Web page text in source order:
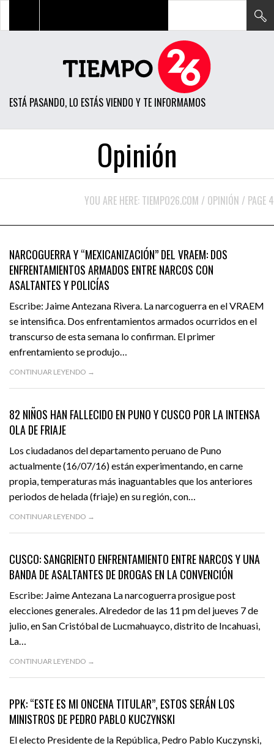
ESTÁ PASANDO, LO ESTÁS VIENDO Y TE INFORMAMOS
POLÍTICA
ECONOMÍA
CIENCIA
TECH
VIDEOS
Opinión
YOU ARE HERE: TIEMPO26.COM / OPINIÓN / PAGE 4
NARCOGUERRA Y “MEXICANIZACIÓN” DEL VRAEM: DOS
ENFRENTAMIENTOS ARMADOS ENTRE NARCOS CON
ASALTANTES Y POLICÍAS
Escribe: Jaime Antezana Rivera. La narcoguerra en el VRAEM
se intensifica. Dos enfrentamientos armados ocurridos en el
transcurso de esta semana lo confirman. El primer
enfrentamiento se produjo…
CONTINUAR LEYENDO →
JULIO 16, 2016
82 NIÑOS HAN FALLECIDO EN PUNO Y CUSCO POR LA INTENSA
OLA DE FRIAJE
Los ciudadanos del departamento peruano de Puno
actualmente (16/07/16) están experimentando, en carne
propia, temperaturas más inaguantables que los anteriores
periodos de helada (friaje) en su región, con…
CONTINUAR LEYENDO →
JULIO 15, 2016
CUSCO: SANGRIENTO ENFRENTAMIENTO ENTRE NARCOS Y UNA
BANDA DE ASALTANTES DE DROGAS EN LA CONVENCIÓN
Escribe: Jaime Antezana La narcoguerra prosigue post
elecciones generales. Alrededor de las 11 pm del jueves 7 de
julio, en San Cristóbal de Lucmahuayco, distrito de Incahuasi,
La…
CONTINUAR LEYENDO →
JULIO 15, 2016
PPK: “ESTE ES MI ONCENA TITULAR”, ESTOS SERÁN LOS
MINISTROS DE PEDRO PABLO KUCZYNSKI
El electo Presidente de la República, Pedro Pablo Kuczynski,